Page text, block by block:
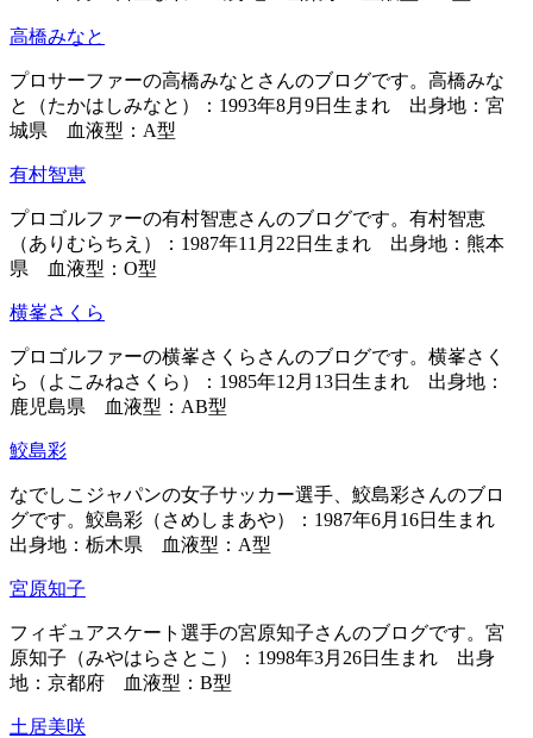
高橋みなと
プロサーファーの高橋みなとさんのブログです。高橋みな
と（たかはしみなと）：1993年8月9日生まれ 出身地：宮
城県 血液型：A型
有村智恵
プロゴルファーの有村智恵さんのブログです。有村智恵
（ありむらちえ）：1987年11月22日生まれ 出身地：熊本
県 血液型：O型
横峯さくら
プロゴルファーの横峯さくらさんのブログです。横峯さく
ら（よこみねさくら）：1985年12月13日生まれ 出身地：
鹿児島県 血液型：AB型
鮫島彩
なでしこジャパンの女子サッカー選手、鮫島彩さんのブロ
グです。鮫島彩（さめしまあや）：1987年6月16日生まれ
出身地：栃木県 血液型：A型
宮原知子
フィギュアスケート選手の宮原知子さんのブログです。宮
原知子（みやはらさとこ）：1998年3月26日生まれ 出身
地：京都府 血液型：B型
土居美咲